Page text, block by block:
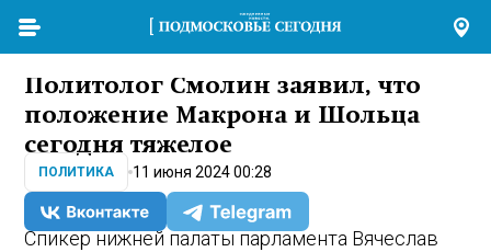
Политолог Смолин заявил, что
положение Макрона и Шольца
сегодня тяжелое
ПОЛИТИКА 11 июня 2024 00:28
Спикер нижней палаты парламента Вячеслав